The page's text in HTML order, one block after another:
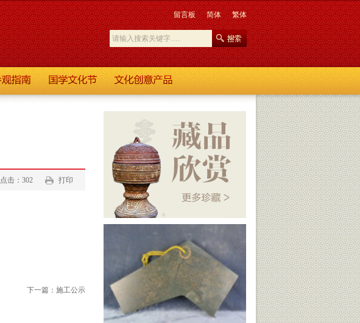
留言板 简体 繁体
打印
点击：302
下一篇：施工公示